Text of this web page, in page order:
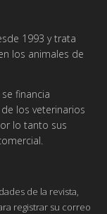
1993 y trata
los animales de
financia
los veterinarios
lo tanto sus
de la revista,
registrar su correo